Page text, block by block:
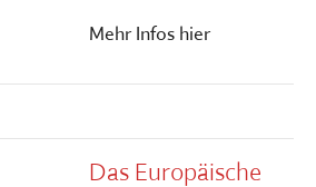
Mehr Infos hier
Das Europäische